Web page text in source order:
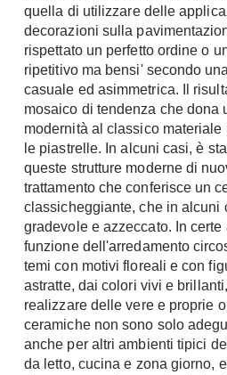
quella di utilizzare delle
decorazioni sulla
rispettato un perfetto ordine o
ripetitivo ma bensi' secondo
casuale ed asimmetrica. Il
mosaico di tendenza che dona
modernità al classico
le piastrelle. In alcuni casi, è
queste strutture moderne di
trattamento che conferisce un
classicheggiante, che in alcuni
gradevole e azzeccato. In
funzione dell'arredamento
temi con motivi floreali e con
astratte, dai colori vivi e
realizzare delle vere e proprie
ceramiche non sono solo
anche per altri ambienti tipici
da letto, cucina e zona giorno,